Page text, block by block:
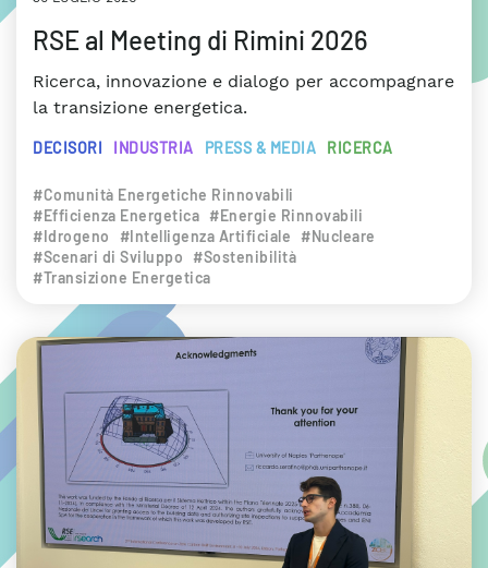
RSE al Meeting di Rimini 2026
Ricerca, innovazione e dialogo per accompagnare
la transizione energetica.
DECISORI INDUSTRIA PRESS & MEDIA RICERCA
#Comunità Energetiche Rinnovabili
#Efficienza Energetica #Energie Rinnovabili
#Idrogeno
#Intelligenza Artificiale
#Nucleare
#Scenari di Sviluppo
#Sostenibilità
#Transizione Energetica